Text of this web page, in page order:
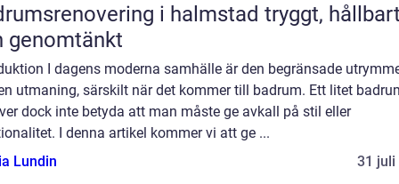
i halmstad tryggt, hållbart
genomtänkt
I dagens moderna samhälle är den begränsade
utmaning, särskilt när det kommer till badrum. Ett litet
dock inte betyda att man måste ge avkall på stil eller
I denna artikel kommer vi att ge ...
Lundin
31 juli